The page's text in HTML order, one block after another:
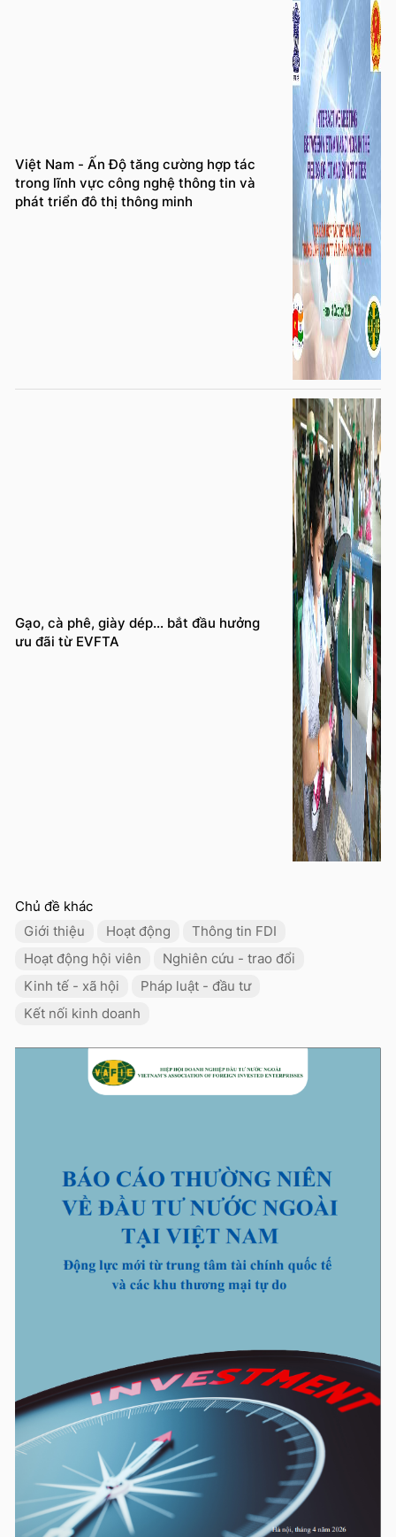
Việt Nam - Ấn Độ tăng cường hợp tác
trong lĩnh vực công nghệ thông tin và
phát triển đô thị thông minh
Gạo, cà phê, giày dép… bắt đầu hưởng
ưu đãi từ EVFTA
Chủ đề khác
Giới thiệu
Hoạt động
Thông tin FDI
Hoạt động hội viên
Nghiên cứu - trao đổi
Kinh tế - xã hội
Pháp luật - đầu tư
Kết nối kinh doanh